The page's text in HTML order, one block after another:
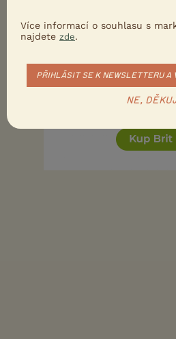
Více informací o souhlasu s
najdete zde.
PŘIHLÁSIT SE K NEWSLETTERU A
NE,